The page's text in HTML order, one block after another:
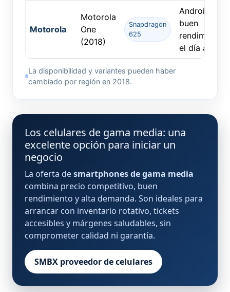
Motorola
Motorola
One
(2018)
Snapdragon
625
Android
buen
rendimiento
el día a día.
La disponibilidad y variantes pueden haber
cambiado por región en 2018.
Los celulares de gama media: una
excelente opción para iniciar un
negocio
La oferta desmartphones de gama media
combina precio competitivo, buen
rendimiento y alta demanda. Son ideales para
arrancar con inventario rotativo, tickets
accesibles y márgenes saludables, sin
comprometer calidad ni garantía.
SMBX proveedor de celulares